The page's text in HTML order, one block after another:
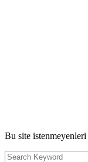
Bu site